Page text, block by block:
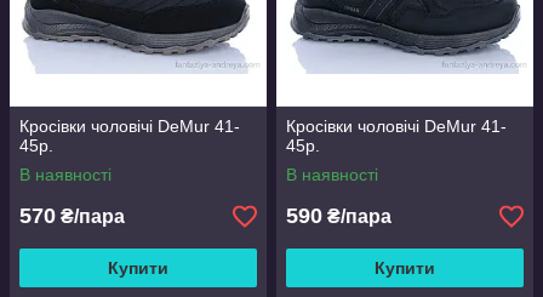
Кросівки чоловічі DeMur 41-
45р.
В наявності
570 ₴/пара
Купити
Кросівки чоловічі DeMur 41-
45р.
В наявності
590 ₴/пара
Купити